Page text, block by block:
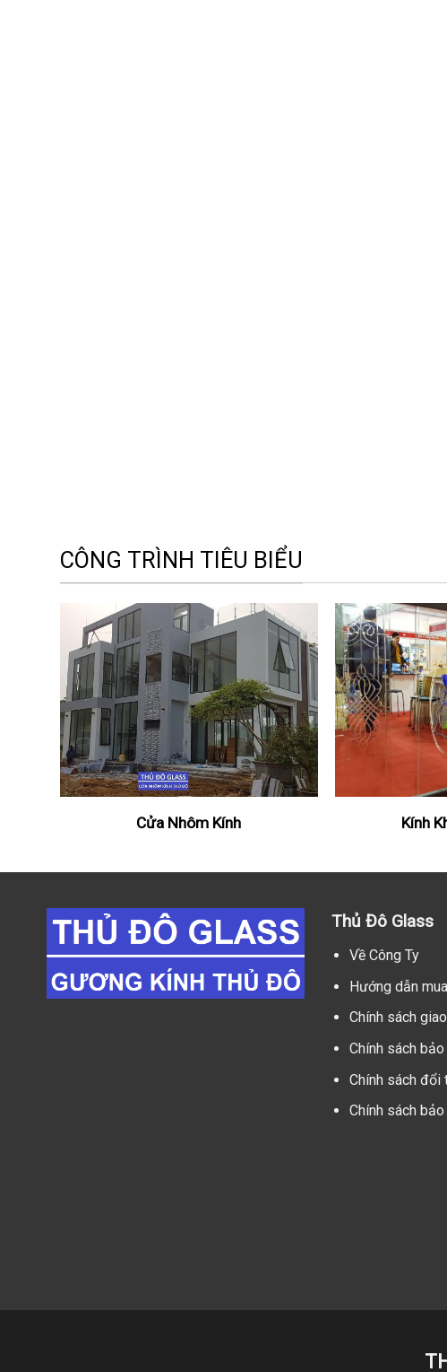
CÔNG TRÌNH TIÊU BIỂU
Cửa Nhôm Kính Kính
Thủ Đô Glass
Về Công Ty
Hướng dẫn
Chính sách
Chính sách bảo
Chính sách đổi
Chính sách